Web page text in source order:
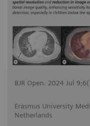
BJR Open. 2024 Jul
Erasmus University
Netherlands